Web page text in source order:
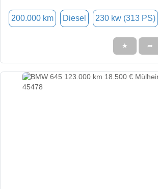
200.000 km Diesel 230 kw (313 PS)
★ ➦